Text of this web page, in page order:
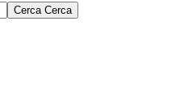
Cerca Cerca